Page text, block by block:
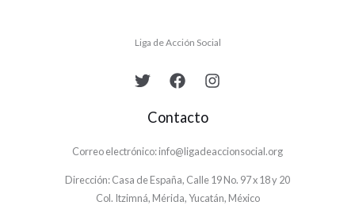
Liga de Acción Social
Contacto
Correo electrónico: info@ligadeaccionsocial.org
Dirección: Casa de España, Calle 19 No. 97 x 18 y 20
Col. Itzimná, Mérida, Yucatán, México